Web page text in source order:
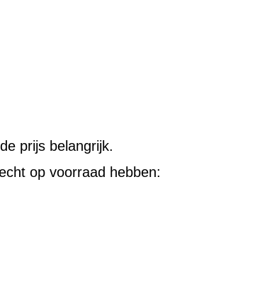
prijs belangrijk.
op voorraad hebben: